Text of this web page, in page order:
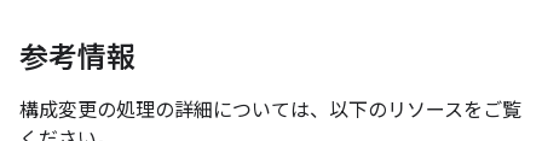
参考情報
構成変更の処理の詳細については、以下のリソースをご覧